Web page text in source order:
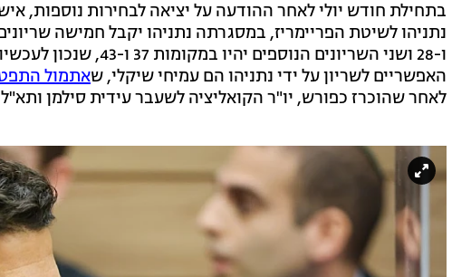
בתחילת חודש יולי לאחר ההודעה על יציאה לבחירות נוספות,
ו-28 ושני השריונים
האפשריים לשריון על ידי נתניהו הם עמיחי שיקלי, שאתמול
לאחר שהוכרז כפורש, יו"ר הקואליציה לשעבר עידית סילמן